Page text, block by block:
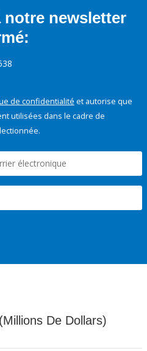
newsletter
de confidentialité et autorise que
utilisées dans le cadre de
De Dollars)